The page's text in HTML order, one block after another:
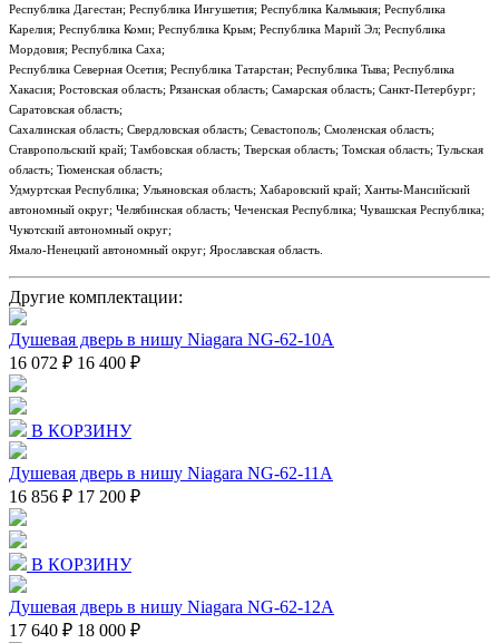
Республика Дагестан; Республика Ингушетия; Республика Калмыкия; Республика
Карелия; Республика Коми; Республика Крым; Республика Марий Эл; Республика
Мордовия; Республика Саха;
Республика Северная Осетия; Республика Татарстан; Республика Тыва; Республика
Хакасия; Ростовская область; Рязанская область; Самарская область; Санкт-Петербург;
Саратовская область;
Сахалинская область; Свердловская область; Севастополь; Смоленская область;
Ставропольский край; Тамбовская область; Тверская область; Томская область; Тульская
область; Тюменская область;
Удмуртская Республика; Ульяновская область; Хабаровский край; Ханты-Мансийский
автономный округ; Челябинская область; Чеченская Республика; Чувашская Республика;
Чукотский автономный округ;
Ямало-Ненецкий автономный округ; Ярославская область.
Другие комплектации:
Душевая дверь в нишу Niagara NG-62-10A
16 072 ₽ 16 400 ₽
В КОРЗИНУ
Душевая дверь в нишу Niagara NG-62-11A
16 856 ₽ 17 200 ₽
В КОРЗИНУ
Душевая дверь в нишу Niagara NG-62-12A
17 640 ₽ 18 000 ₽